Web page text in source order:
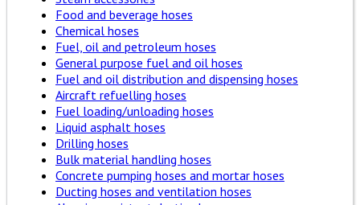
Food and beverage hoses
Chemical hoses
Fuel, oil and petroleum hoses
General purpose fuel and oil hoses
Fuel and oil distribution and dispensing hoses
Aircraft refuelling hoses
Fuel loading/unloading hoses
Liquid asphalt hoses
Drilling hoses
Bulk material handling hoses
Concrete pumping hoses and mortar hoses
Ducting hoses and ventilation hoses